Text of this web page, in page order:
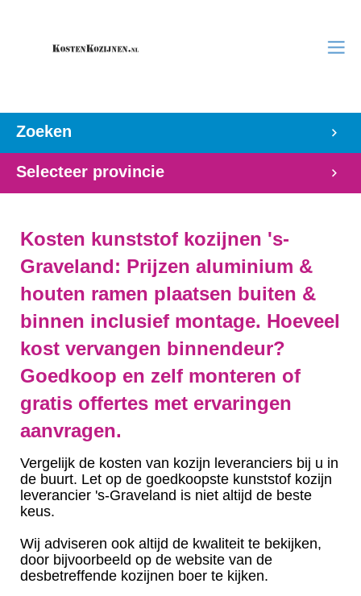
Zoeken
Selecteer provincie
Kosten kunststof kozijnen 's-
Graveland: Prijzen aluminium &
houten ramen plaatsen buiten &
binnen inclusief montage. Hoeveel
kost vervangen binnendeur?
Goedkoop en zelf monteren of
gratis offertes met ervaringen
aanvragen.
Vergelijk de kosten van kozijn leveranciers bij u in
de buurt. Let op de goedkoopste kunststof kozijn
leverancier 's-Graveland is niet altijd de beste
keus.
Wij adviseren ook altijd de kwaliteit te bekijken,
door bijvoorbeeld op de website van de
desbetreffende kozijnen boer te kijken.